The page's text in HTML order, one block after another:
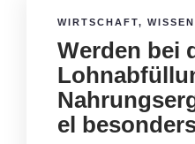
WIRTSCHAFT, WISSEN
Werden bei
el